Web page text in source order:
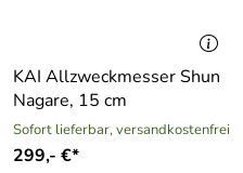
KAI Allzweckmesser Shun
Nagare, 15 cm
Sofort lieferbar, versandkostenfrei
299,- €*